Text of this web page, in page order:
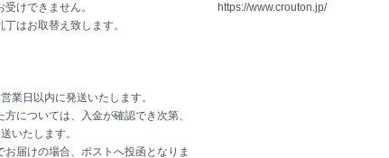
けできません。
はお取替え致します。
業日以内に発送いたします。
については、入金が確認でき次第、
いたします。
お届けの場合、ポストへ投函となりま
https://www.crouton.jp/